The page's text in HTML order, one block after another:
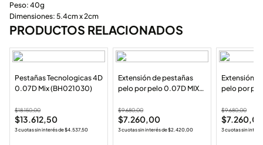
Peso: 40g
Dimensiones: 5.4cm x 2cm
PRODUCTOS RELACIONADOS
Pestañas Tecnologicas 4D
0.07D Mix (BH021030)
$18.150,00
$13.612,50
3 cuotas sin interés de$4.537,50
Extensión de pestañas
pelo por pelo 0.07D MIX
$9.680,00
$7.260,00
3 cuotas sin interés de$2.420,00
Extensión
pelo por
$9.680,00
$7.260,00
3 cuotas sin